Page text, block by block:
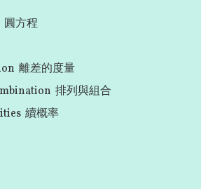
圓方程
離差的度量
排列與組合
續概率